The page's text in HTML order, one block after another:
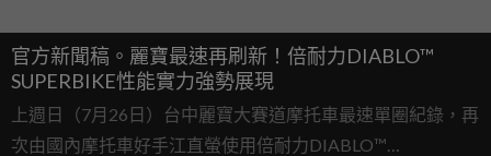
官方新聞稿。麗寶最速再刷新！倍耐力DIABLO™
SUPERBIKE性能實力強勢展現
上週日（7月26日）台中麗寶大賽道摩托車最速單圈紀錄，再
次由國內摩托車好手江直螢使用倍耐力DIABLO™